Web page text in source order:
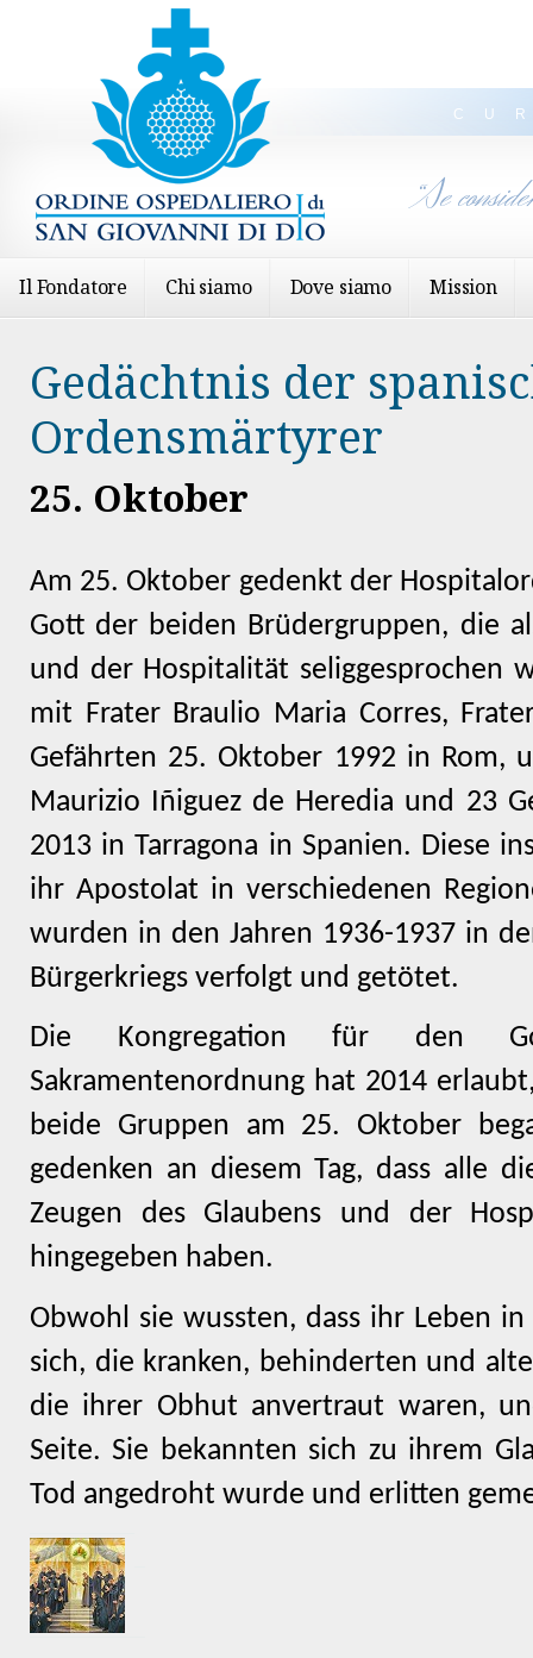
Il Fondatore Chi siamo Dove siamo Mission
“Se
Gedächtnis der
Ordensmärtyrer
25. Oktober
Am 25. Oktober gedenkt der
Gott der beiden Brüdergruppen, die
und der Hospitalität seliggesprochen
mit Frater Braulio Maria Corres,
Gefährten 25. Oktober 1992 in Rom,
Maurizio Iñiguez de Heredia und 23
2013 in Tarragona in Spanien. Diese
ihr Apostolat in verschiedenen
wurden in den Jahren 1936-1937 in
Bürgerkriegs verfolgt und getötet.
Die Kongregation für den
Sakramentenordnung hat 2014
beide Gruppen am 25. Oktober
gedenken an diesem Tag, dass alle
Zeugen des Glaubens und der
hingegeben haben.
Obwohl sie wussten, dass ihr Leben
sich, die kranken, behinderten und
die ihrer Obhut anvertraut waren,
Seite. Sie bekannten sich zu ihrem
Tod angedroht wurde und erlitten